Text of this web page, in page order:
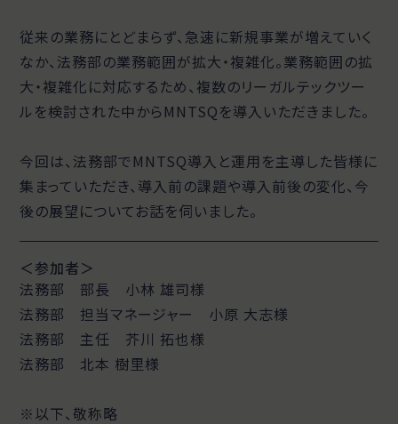
従来の業務にとどまらず、急速に新規事業が増えていく
なか、法務部の業務範囲が拡大・複雑化。業務範囲の拡
大・複雑化に対応するため、複数のリーガルテックツー
ルを検討された中からMNTSQを導入いただきました。
今回は、法務部でMNTSQ導入と運用を主導した皆様に
集まっていただき、導入前の課題や導入前後の変化、今
後の展望についてお話を伺いました。
＜参加者＞
法務部 部長 小林 雄司様
法務部 担当マネージャー 小原 大志様
法務部 主任 芥川 拓也様
法務部 北本 樹里様
※以下、敬称略